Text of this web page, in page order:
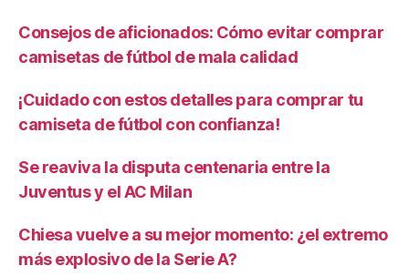
Consejos de aficionados: Cómo evitar comprar
camisetas de fútbol de mala calidad
¡Cuidado con estos detalles para comprar tu
camiseta de fútbol con confianza!
Se reaviva la disputa centenaria entre la
Juventus y el AC Milan
Chiesa vuelve a su mejor momento: ¿el extremo
más explosivo de la Serie A?